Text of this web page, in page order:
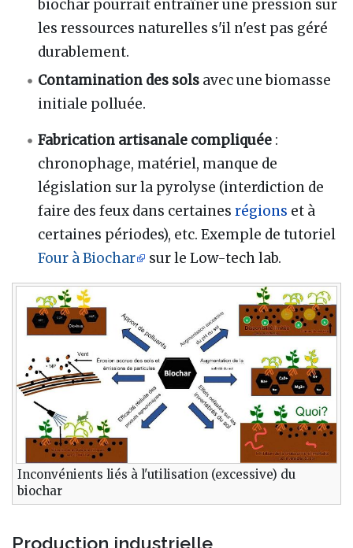
biochar pourrait entraîner une pression sur
les ressources naturelles s'il n'est pas géré
durablement.
Contamination des sols avec une biomasse
initiale polluée.
Fabrication artisanale compliquée :
chronophage, matériel, manque de
législation sur la pyrolyse (interdiction de
faire des feux dans certainesrégions et à
certaines périodes), etc. Exemple de tutoriel
Four à Biochar
sur le Low-tech lab.
Inconvénients liés à l'utilisation (excessive) du
biochar
Production industrielle